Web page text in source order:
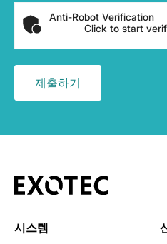
Anti-Robot Verification
Click to start
시스템